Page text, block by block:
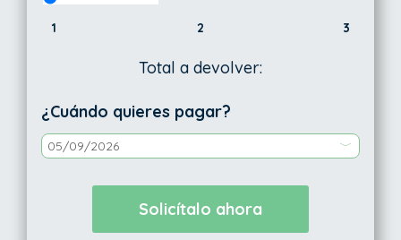
1 2 3
Total a devolver:
¿Cuándo quieres pagar?